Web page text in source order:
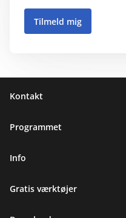
Sidefod
Kontakt
Programmet
Info
Gratis værktøjer